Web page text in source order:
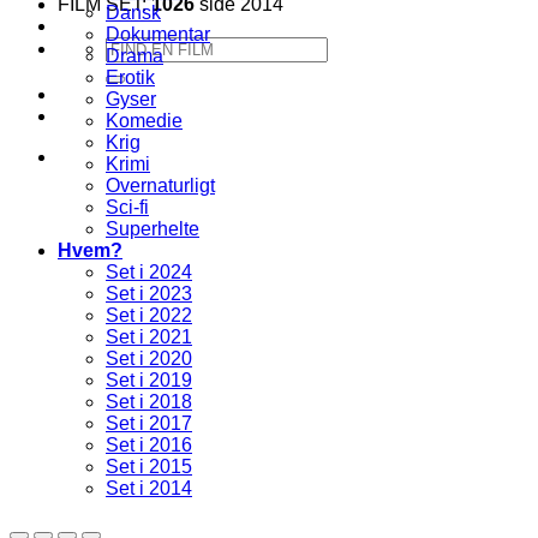
FILM SET:1026 side 2014
Søg
efter:
Dansk
Dokumentar
Drama
Erotik
Gyser
Komedie
Krig
Krimi
Overnaturligt
Sci-fi
Superhelte
Hvem?
Set i 2024
Set i 2023
Set i 2022
Set i 2021
Set i 2020
Set i 2019
Set i 2018
Set i 2017
Set i 2016
Set i 2015
Set i 2014